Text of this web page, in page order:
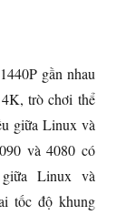
gần nhau
trò chơi thể
giữa Linux và
và 4080 có
Linux và
tốc độ khung